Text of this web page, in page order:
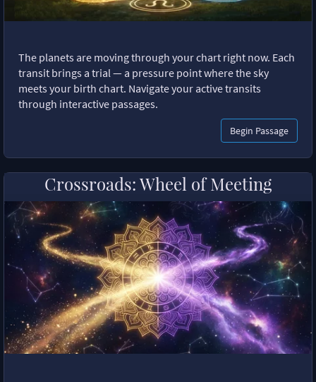
The planets are moving through your chart right now. Each
transit brings a trial — a pressure point where the sky
meets your birth chart. Navigate your active transits
through interactive passages.
Begin Passage
Crossroads: Wheel of Meeting